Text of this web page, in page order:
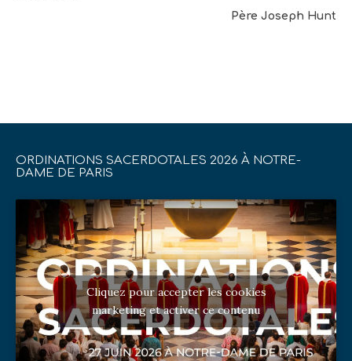
Père Joseph Hunt
ORDINATIONS SACERDOTALES 2026 À NOTRE-
DAME DE PARIS
Cliquez pour accepter les cookies
marketing et activer ce contenu